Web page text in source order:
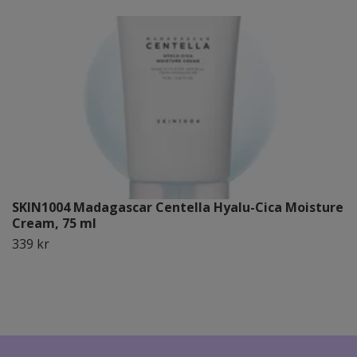
SKIN1004 Madagascar Centella Hyalu-Cica Moisture
Cream, 75 ml
339 kr